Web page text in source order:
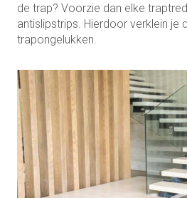
de trap? Voorzie dan elke
antislipstrips. Hierdoor verklein je
trapongelukken.